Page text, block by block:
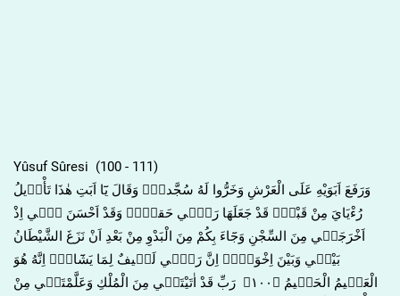
Yûsuf Sûresi (100 - 111)
وَرَفَعَ اَبَوَيْهِ عَلَى الْعَرْشِ وَخَرُّوا لَهُ سُجَّداًۚ وَقَالَ يَٓا اَبَتِ هٰذَا تَأْو۪يلُ
رُءْيَايَ مِنْ قَبْلُۘ قَدْ جَعَلَهَا رَبّ۪ي حَقاًّۜ وَقَدْ اَحْسَنَ ب۪ٓي اِذْ
اَخْرَجَن۪ي مِنَ السِّجْنِ وَجَٓاءَ بِكُمْ مِنَ الْبَدْوِ مِنْ بَعْدِ اَنْ نَزَغَ الشَّيْطَانُ
بَيْن۪ي وَبَيْنَ اِخْوَت۪يۜ اِنَّ رَبّ۪ي لَط۪يفٌ لِمَا يَشَٓاءُۜ اِنَّهُ هُوَ
الْعَل۪يمُ الْحَك۪يمُ ﴿١٠٠﴾ رَبِّ قَدْ اٰتَيْتَن۪ي مِنَ الْمُلْكِ وَعَلَّمْتَن۪ي مِنْ